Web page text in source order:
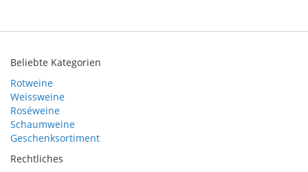
Beliebte Kategorien
Rotweine
Weissweine
Roséweine
Schaumweine
Geschenksortiment
Rechtliches